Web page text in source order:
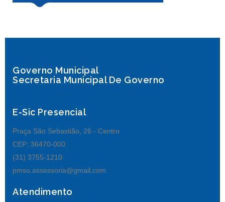
Governo Municipal
Secretaria Municipal De Governo
E-Sic Presencial
Praça São Sebastião, 26 - Centro
CEP: 36470-000
(31) 3755-1210
pmso.assessoria@gmail.com
Atendimento